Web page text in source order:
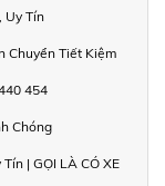
Uy Tín
Chuyển Tiết Kiệm
454
Chóng
| GỌI LÀ CÓ XE